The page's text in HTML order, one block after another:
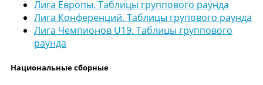
Лига Европы. Таблицы группового раунда
Лига Конференций. Таблицы групового раунда
Лига Чемпионов U19. Таблицы группового
раунда
Национальные сборные